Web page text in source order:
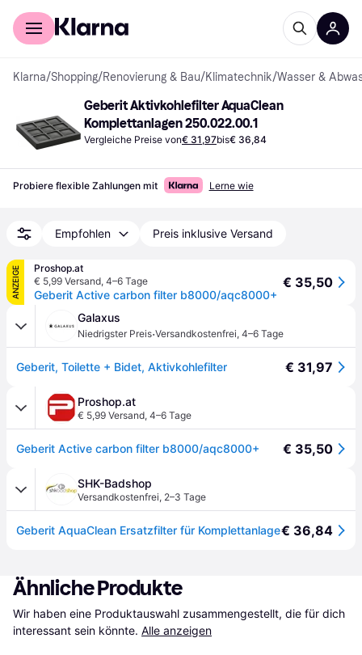
Für Shopper
Klarna/Shopping/Renovierung & Bau/Klimatechnik/Wasser &
Geberit Aktivkohlefilter AquaClean
Komplettanlagen 250.022.00.1
Vergleiche Preise von€ 31,97bis€ 36,84
Probiere flexible Zahlungen mit Lerne wie
Empfohlen Preis inklusive Versand
ANZEIGE
Proshop.at
€ 5,99 Versand, 4–6 Tage
Geberit Active carbon filter b8000/aqc8000+
€ 35,50
Galaxus
Niedrigster Preis·Versandkostenfrei, 4–6 Tage
Geberit, Toilette + Bidet, Aktivkohlefilter € 31,97
Proshop.at
€ 5,99 Versand, 4–6 Tage
Geberit Active carbon filter b8000/aqc8000+ € 35,50
SHK-Badshop
Versandkostenfrei, 2–3 Tage
Geberit AquaClean Ersatzfilter für Komplettanlage€ 36,84
Ähnliche Produkte
Wir haben eine Produktauswahl zusammengestellt, die für dich
interessant sein könnte. Alle anzeigen